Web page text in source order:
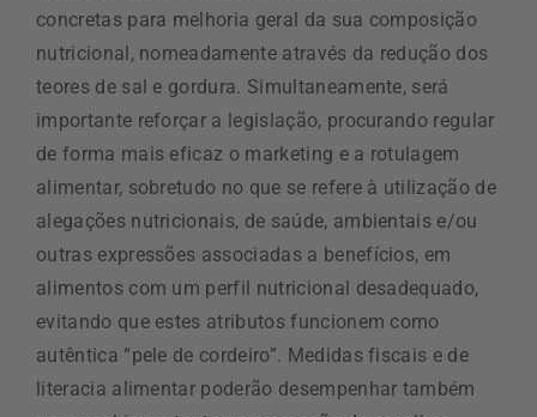
concretas para melhoria geral da sua composição
nutricional, nomeadamente através da redução dos
teores de sal e gordura. Simultaneamente, será
importante reforçar a legislação, procurando regular
de forma mais eficaz o marketing e a rotulagem
alimentar, sobretudo no que se refere à utilização de
alegações nutricionais, de saúde, ambientais e/ou
outras expressões associadas a benefícios, em
alimentos com um perfil nutricional desadequado,
evitando que estes atributos funcionem como
autêntica “pele de cordeiro”. Medidas fiscais e de
literacia alimentar poderão desempenhar também